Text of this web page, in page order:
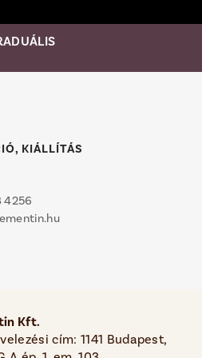
KIÁLLÍTÁS
4256
Kft.
cím: 1141 Budapest,